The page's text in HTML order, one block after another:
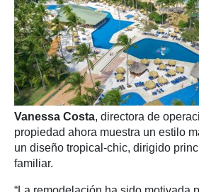
Vanessa Costa, directora de
propiedad ahora muestra un estilo
un diseño tropical-chic, dirigido
familiar.